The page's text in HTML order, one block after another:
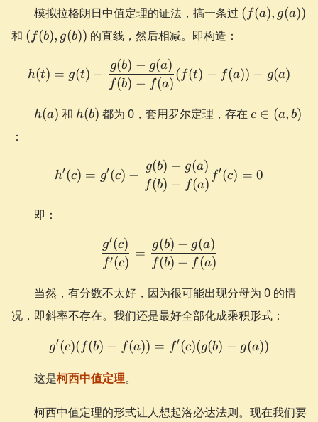
f(a)}
模拟拉格朗日中值定理的证法，搞一条过 (f(a),
g(a))
( f(a), g(a))
和 (f(b),
g(b))
( f(b), g(b)) 的直线，然后相减。即构造：
h(t) = g(t) - \frac{g(b)-
h(t) = g(t) −
f(b) − f(a)
g(b) − g(a)
( f(t) − f(a)) − g(a)
h(a)
h(a) 和 h(b)
h(b) 都为 0，套用罗尔定理，存在 c
c ∈ (a, b)
：
h'(c) = g'(c) - \frac{g(b)-
h′(c) = g′(c) −
f(b) − f(a)
g(b) − g(a)
f′(c) = 0
即：
\frac{g'(c)}{f'(c)} =
f′(c)
g′(c)
=
f(b) − f(a)
g(b) − g(a)
当然，有分数不太好，因为很可能出现分母为 0 的情
况，即斜率不存在。我们还是最好全部化成乘积形式：
g'(c)(f(b)-f(a)) =
g′(c)( f(b) − f(a)) = f′(c)(g(b) − g(a))
这是柯西中值定理。
柯西中值定理的形式让人想起洛必达法则。现在我们要